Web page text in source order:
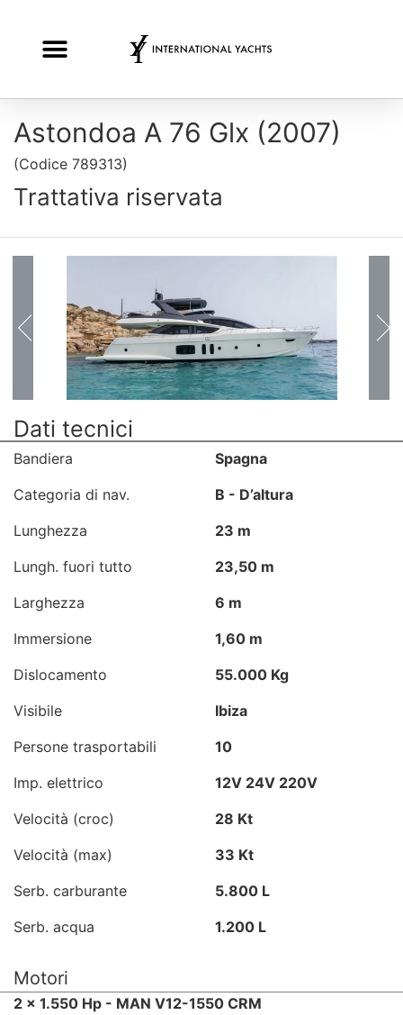
Astondoa A 76 Glx (2007)
(Codice 789313)
Trattativa riservata
Dati tecnici
Bandiera
Spagna
Categoria di nav.
B - D’altura
Lunghezza
23 m
Lungh. fuori tutto
23,50 m
Larghezza
6 m
Immersione
1,60 m
Dislocamento
55.000 Kg
Visibile
Ibiza
Persone trasportabili
10
Imp. elettrico
12V 24V 220V
Velocità (croc)
28 Kt
Velocità (max)
33 Kt
Serb. carburante
5.800 L
Serb. acqua
1.200 L
Motori
2 x 1.550 Hp - MAN V12-1550 CRM